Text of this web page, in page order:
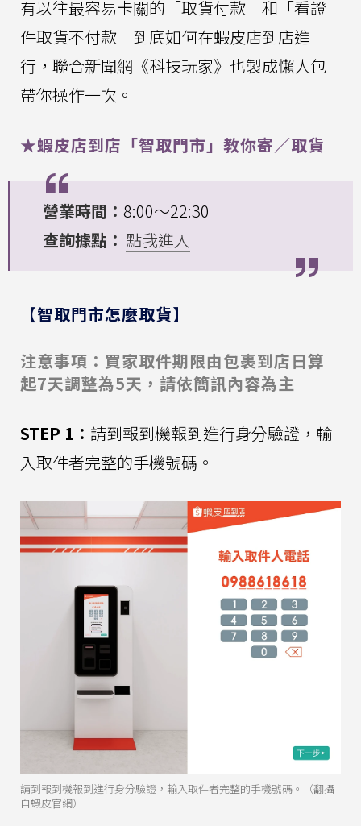
有以往最容易卡關的「取貨付款」和「看證
件取貨不付款」到底如何在蝦皮店到店進
行，聯合新聞網《科技玩家》也製成懶人包
帶你操作一次。
★蝦皮店到店「智取門市」教你寄／取貨
營業時間： 8:00～22:30
查詢據點： 點我進入
【智取門市怎麼取貨】
注意事項：買家取件期限由包裹到店日算
起7天調整為5天，請依簡訊內容為主
STEP 1： 請到報到機報到進行身分驗證，輸
入取件者完整的手機號碼。
請到報到機報到進行身分驗證，輸入取件者完整的手機號碼。（翻攝
自蝦皮官網）